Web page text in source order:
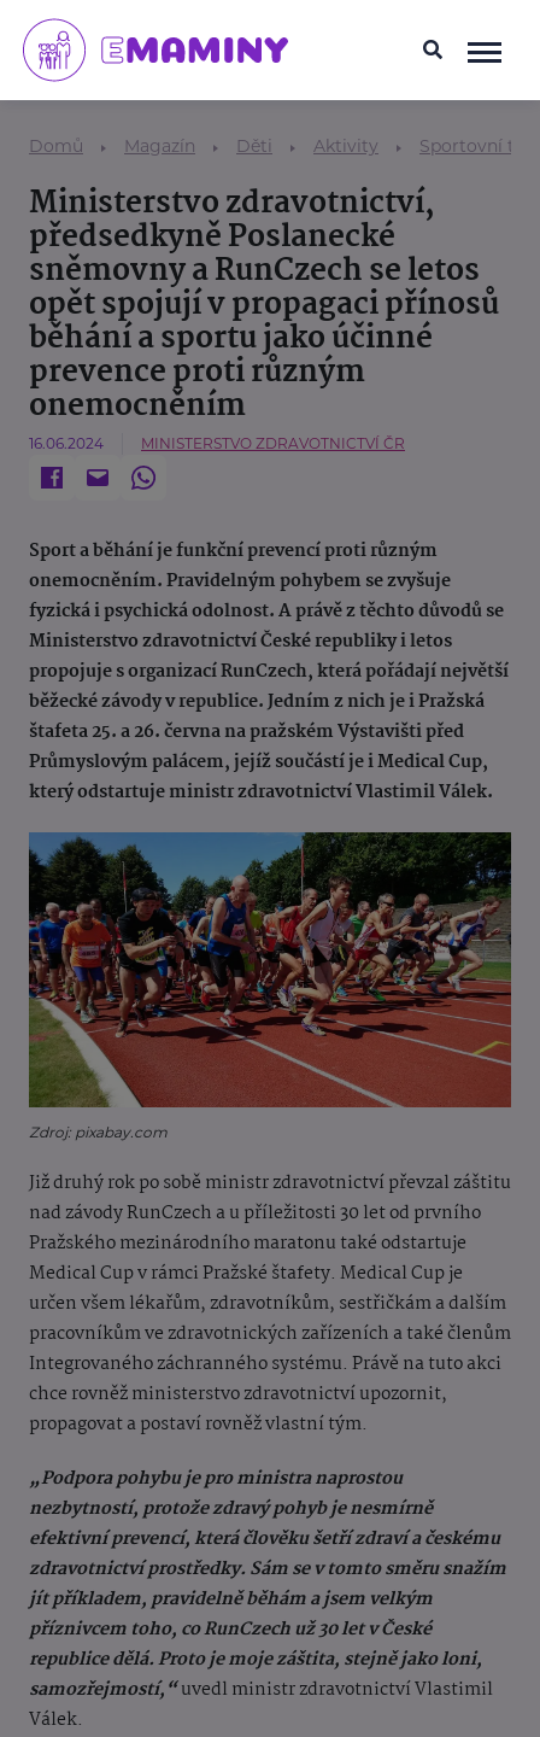
Domů Magazín Děti Aktivity Sportovní
Ministerstvo zdravotnictví,
předsedkyně Poslanecké
sněmovny a RunCzech se letos
opět spojují v propagaci přínosů
běhání a sportu jako účinné
prevence proti různým
onemocněním
16.06.2024 MINISTERSTVO ZDRAVOTNICTVÍ ČR
Sport a běhání je funkční prevencí proti různým
onemocněním. Pravidelným pohybem se zvyšuje
fyzická i psychická odolnost. A právě z těchto důvodů se
Ministerstvo zdravotnictví České republiky i letos
propojuje s organizací RunCzech, která pořádají největší
běžecké závody v republice. Jedním z nich je i Pražská
štafeta 25. a 26. června na pražském Výstavišti před
Průmyslovým palácem, jejíž součástí je i Medical Cup,
který odstartuje ministr zdravotnictví Vlastimil Válek.
Zdroj: pixabay.com
Již druhý rok po sobě ministr zdravotnictví převzal záštitu
nad závody RunCzech a u příležitosti 30 let od prvního
Pražského mezinárodního maratonu také odstartuje
Medical Cup v rámci Pražské štafety. Medical Cup je
určen všem lékařům, zdravotníkům, sestřičkám a dalším
pracovníkům ve zdravotnických zařízeních a také členům
Integrovaného záchranného systému. Právě na tuto akci
chce rovněž ministerstvo zdravotnictví upozornit,
propagovat a postaví rovněž vlastní tým.
„Podpora pohybu je pro ministra naprostou
nezbytností, protože zdravý pohyb je nesmírně
efektivní prevencí, která člověku šetří zdraví a českému
zdravotnictví prostředky. Sám se v tomto směru snažím
jít příkladem, pravidelně běhám a jsem velkým
příznivcem toho, co RunCzech už 30 let v České
republice dělá. Proto je moje záštita, stejně jako loni,
samozřejmostí,“uvedl ministr zdravotnictví Vlastimil
Válek.